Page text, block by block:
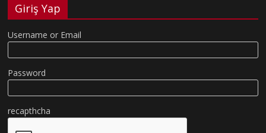
Giriş Yap
Username or Email
Password
recapthcha